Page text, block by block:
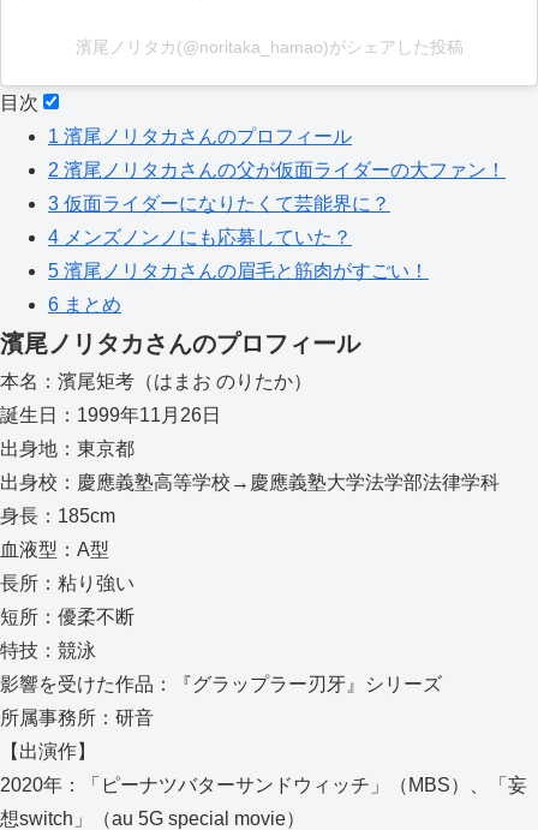
濱尾ノリタカ(@noritaka_hamao)がシェアした投稿
目次
1 濱尾ノリタカさんのプロフィール
2 濱尾ノリタカさんの父が仮面ライダーの大ファン！
3 仮面ライダーになりたくて芸能界に？
4 メンズノンノにも応募していた？
5 濱尾ノリタカさんの眉毛と筋肉がすごい！
6 まとめ
濱尾ノリタカさんのプロフィール
本名：濱尾矩考（はまお のりたか）
誕生日：1999年11月26日
出身地：東京都
出身校：慶應義塾高等学校→慶應義塾大学法学部法律学科
身長：185cm
血液型：A型
長所：粘り強い
短所：優柔不断
特技：競泳
影響を受けた作品：『グラップラー刃牙』シリーズ
所属事務所：研音
【出演作】
2020年：「ピーナツバターサンドウィッチ」（MBS）、「妄
想switch」（au 5G special movie）